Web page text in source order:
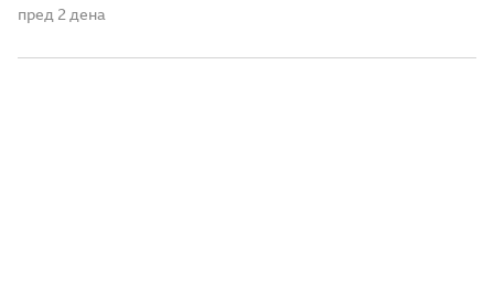
национални и државни интереси. По седумгодишното
впечаток дека е сериозна опозиција. Но, граѓаните
пред 2 дена